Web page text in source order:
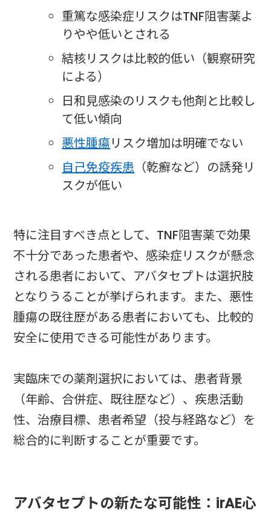
重篤な感染症リスクはTNF阻害薬よ
りやや低いとされる
結核リスクは比較的低い（観察研究
による）
日和見感染のリスクも他剤と比較し
て低い傾向
悪性腫瘍リスク増加は明確でない
自己免疫疾患 （乾癬など）の誘発リ
スクが低い
特に注目すべき点として、TNF阻害薬で効果
不十分であった患者や、感染症リスクが懸念
される患者において、アバタセプトは選択肢
となりうることが挙げられます。また、悪性
腫瘍の既往歴がある患者においても、比較的
安全に使用できる可能性があります。
実臨床での薬剤選択においては、患者背景
（年齢、合併症、既往歴など）、疾患活動
性、治療目標、患者希望（投与経路など）を
総合的に判断することが重要です。
アバタセプトの新たな可能性：irAE心